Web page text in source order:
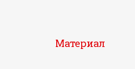
Материал